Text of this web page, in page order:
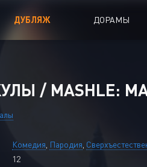
ДУБЛЯЖ ДОРАМЫ
Аниме
Дубляж
/ MASHLE:
Комедия Пародия
12